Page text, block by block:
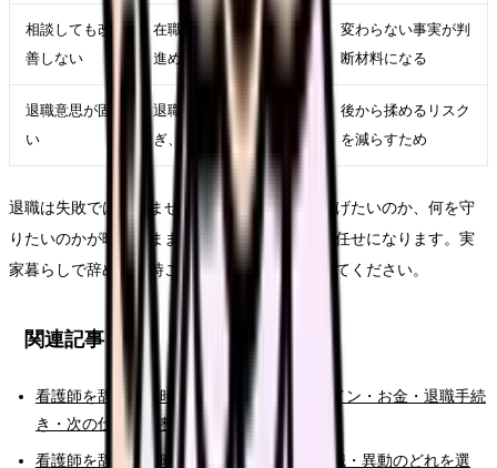
相談しても改
善しない
在職転職や退職準備を
進める
変わらない事実が判
断材料になる
退職意思が固
い
退職日、有休、引き継
ぎ、書面記録を整える
後から揉めるリスク
を減らすため
退職は失敗ではありません。ただし、何から逃げたいのか、何を守
りたいのかが曖昧なままだと、次の選択肢が運任せになります。実
家暮らしで辞めたい時こそ、原因と条件を分けてください。
関連記事
看護師を辞めたい時の完全ガイド。限界サイン・お金・退職手続
き・次の仕事まで整理
看護師を辞めたい時の判断基準｜転職・休職・異動のどれを選